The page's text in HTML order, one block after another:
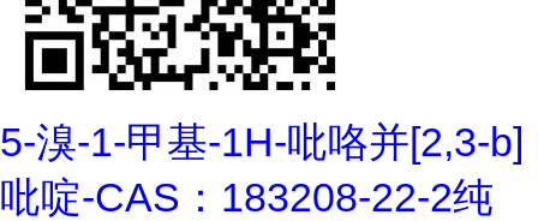
5-溴-1-甲基-1H-吡咯并[2,3-b]
吡啶-CAS：183208-22-2纯